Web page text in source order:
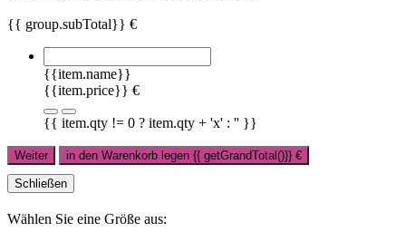
{{ group.subTotal}} €
{{item.name}}
{{item.price}} €
{{ item.qty != 0 ? item.qty + 'x' : '' }}
Weiter in den Warenkorb legen {{ getGrandTotal()}} €
Schließen
Wählen Sie eine Größe aus: